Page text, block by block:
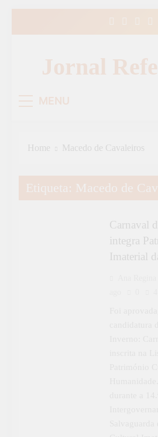
Jornal
MENU
Home Macedo de Cavaleiros
Etiqueta: Macedo de
CULTURA
Carnaval
integra
Imaterial